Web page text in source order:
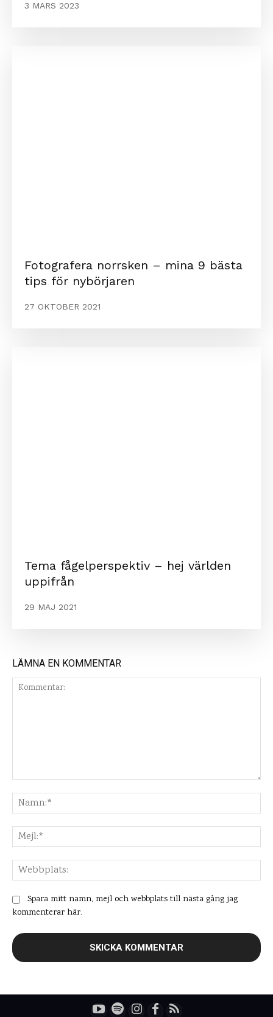
3 MARS 2023
Fotografera norrsken – mina 9 bästa
tips för nybörjaren
27 OKTOBER 2021
Tema fågelperspektiv – hej världen
uppifrån
29 MAJ 2021
LÄMNA EN KOMMENTAR
Spara mitt namn, mejl och webbplats till nästa gång jag
kommenterar här.